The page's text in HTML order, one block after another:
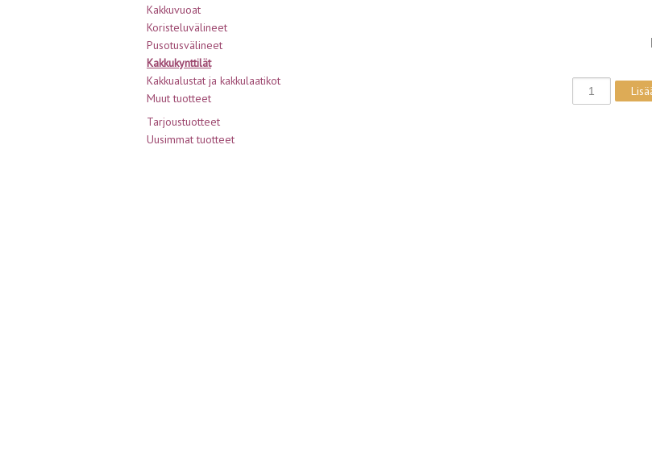
Kakkuvuoat
Koristeluvälineet
Pusotusvälineet
Kakkukynttilät
Kakkualustat ja kakkulaatikot
Muut tuotteet
Tarjoustuotteet
Uusimmat tuotteet